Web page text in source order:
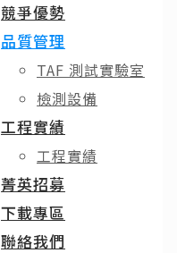
競爭優勢
品質管理
TAF 測試實驗室
檢測設備
工程實績
工程實績
菁英招募
下載專區
聯絡我們